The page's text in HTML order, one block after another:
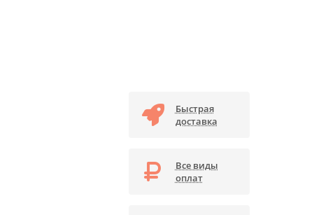
Быстрая
доставка
Все виды
оплат